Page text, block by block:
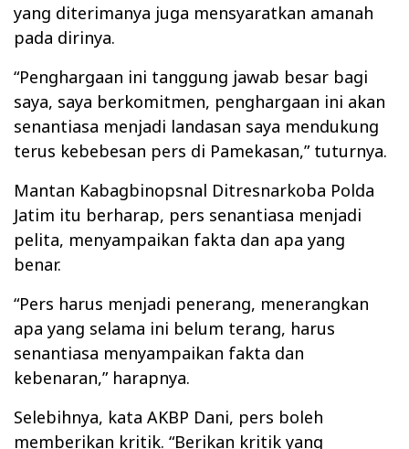
yang diterimanya juga mensyaratkan amanah
pada dirinya.
“Penghargaan ini tanggung jawab besar bagi
saya, saya berkomitmen, penghargaan ini akan
senantiasa menjadi landasan saya mendukung
terus kebebesan pers di Pamekasan,” tuturnya.
Mantan Kabagbinopsnal Ditresnarkoba Polda
Jatim itu berharap, pers senantiasa menjadi
pelita, menyampaikan fakta dan apa yang
benar.
“Pers harus menjadi penerang, menerangkan
apa yang selama ini belum terang, harus
senantiasa menyampaikan fakta dan
kebenaran,” harapnya.
Selebihnya, kata AKBP Dani, pers boleh
memberikan kritik. “Berikan kritik yang